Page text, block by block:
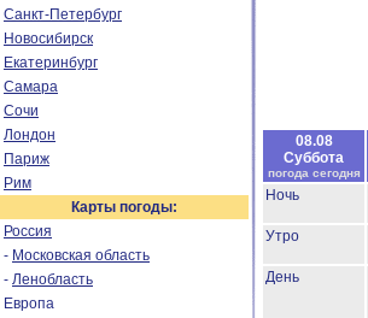
Санкт-Петербург
Новосибирск
Екатеринбург
Самара
Сочи
Лондон
Париж
Рим
Карты погоды:
Россия
- Московская область
- Ленобласть
Европа
08.08
Суббота
погода сегодня
Ночь
Утро
День